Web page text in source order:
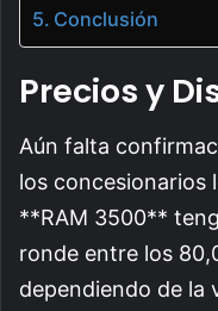
Conclusión
Precios y
Aún falta
los concesionarios
**RAM 3500**
ronde entre los
dependiendo de la